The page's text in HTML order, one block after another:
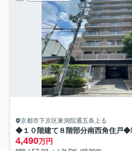
京都市下京区東洞院通五条上る
4,490万円